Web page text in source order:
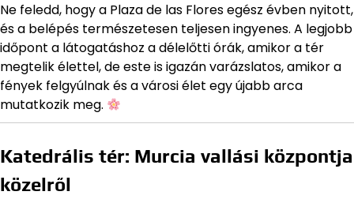
Ne feledd, hogy a Plaza de las Flores egész évben nyitott,
és a belépés természetesen teljesen ingyenes. A legjobb
időpont a látogatáshoz a délelőtti órák, amikor a tér
megtelik élettel, de este is igazán varázslatos, amikor a
fények felgyúlnak és a városi élet egy újabb arca
mutatkozik meg.
Katedrális tér: Murcia vallási központja
közelről